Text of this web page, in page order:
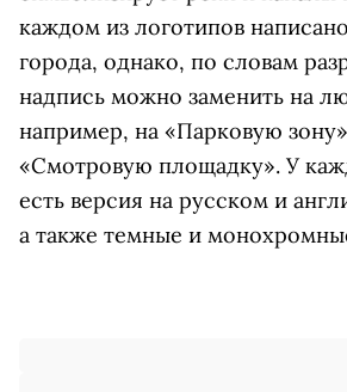
каждом из логотипов
города, однако, по словам
надпись можно заменить на
например, на «Парковую
«Смотровую площадку». У
есть версия на русском и
а также темные и